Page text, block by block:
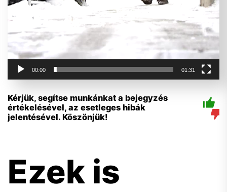
00:00 01:31
Kérjük, segítse munkánkat a bejegyzés
értékelésével, az esetleges hibák
jelentésével. Köszönjük!
Ezek is